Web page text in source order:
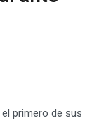
primero de sus